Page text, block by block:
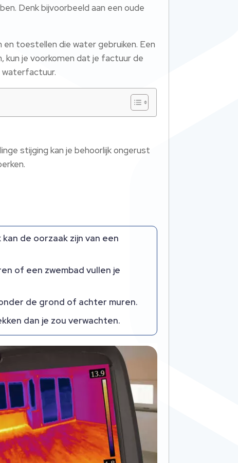
Denk bijvoorbeeld aan een oude
toestellen die water gebruiken. Een
kun je voorkomen dat je factuur de
waterfactuur.
stijging kan je behoorlijk ongerust
de oorzaak zijn van een
of een zwembad vullen je
de grond of achter muren.
dan je zou verwachten.